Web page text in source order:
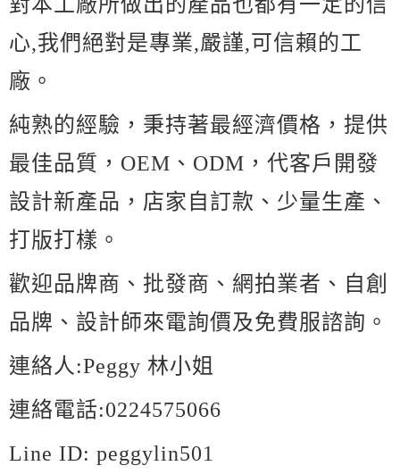
心,我們絕對是專業,嚴謹,可信賴的工
廠。
純熟的經驗，秉持著最經濟價格，提供
最佳品質，OEM、ODM，代客戶開發
設計新產品，店家自訂款、少量生產、
打版打樣。
歡迎品牌商、批發商、網拍業者、自創
品牌、設計師來電詢價及免費服諮詢。
連絡人:Peggy 林小姐
連絡電話:0224575066
Line ID: peggylin501